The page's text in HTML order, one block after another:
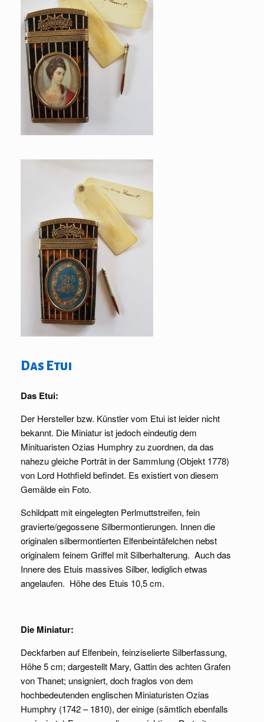
Das Etui
Das Etui:
Der Hersteller bzw. Künstler vom Etui ist leider nicht
bekannt. Die Miniatur ist jedoch eindeutig dem
Minituaristen Ozias Humphry zu zuordnen, da das
nahezu gleiche Porträt in der Sammlung (Objekt 1778)
von Lord Hothfield befindet. Es existiert von diesem
Gemälde ein Foto.
Schildpatt mit eingelegten Perlmuttstreifen, fein
gravierte/gegossene Silbermontierungen. Innen die
originalen silbermontierten Elfenbeintäfelchen nebst
originalem feinem Griffel mit Silberhalterung. Auch das
Innere des Etuis massives Silber, lediglich etwas
angelaufen. Höhe des Etuis 10,5 cm.
Die Miniatur:
Deckfarben auf Elfenbein, feinziselierte Silberfassung,
Höhe 5 cm; dargestellt Mary, Gattin des achten Grafen
von Thanet; unsigniert, doch fraglos von dem
hochbedeutenden englischen Miniaturisten Ozias
Humphry (1742 – 1810), der einige (sämtlich ebenfalls